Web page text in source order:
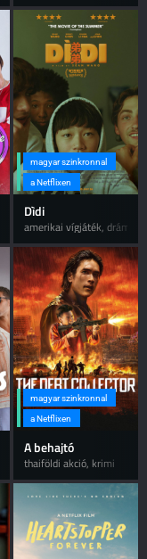
magyar szinkronnal
a Netflixen
Dìdi
amerikai vígjáték, dráma
magyar szinkronnal
a Netflixen
A behajtó
thaiföldi akció, krimi